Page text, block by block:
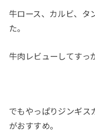
牛ロース、カルビ、タ
た。
牛肉レビューしてすっ
でもやっぱりジンギス
がおすすめ。